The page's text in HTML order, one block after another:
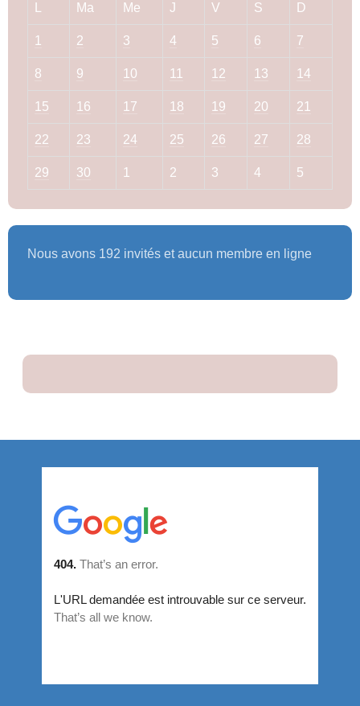
Ma Me J V S D
1 2 3 4 5 6 7
8 9 10 11 12 13 14
15 16 17 18 19 20 21
22 23 24 25 26 27 28
29 30 1 2 3 4 5
Nous avons 192 invités et aucun membre en ligne